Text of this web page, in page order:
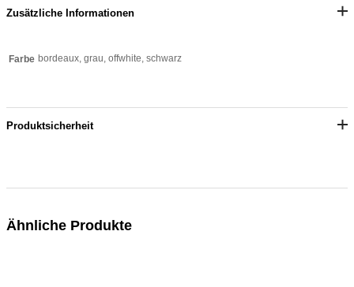
Zusätzliche Informationen
Farbe bordeaux, grau, offwhite, schwarz
Produktsicherheit
Ähnliche Produkte